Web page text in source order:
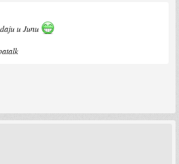
u Junu